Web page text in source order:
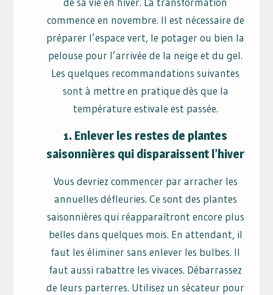
commence en novembre. Il est nécessaire de
préparer l’espace vert, le potager ou bien la
pelouse pour l’arrivée de la neige et du gel.
Les quelques recommandations suivantes
sont à mettre en pratique dès que la
température estivale est passée.
1. Enlever les restes de plantes
saisonnières qui disparaissent l’hiver
Vous devriez commencer par arracher les
annuelles défleuries. Ce sont des plantes
saisonnières qui réapparaîtront encore plus
belles dans quelques mois. En attendant, il
faut les éliminer sans enlever les bulbes. Il
faut aussi rabattre les vivaces. Débarrassez
de leurs parterres. Utilisez un sécateur pour